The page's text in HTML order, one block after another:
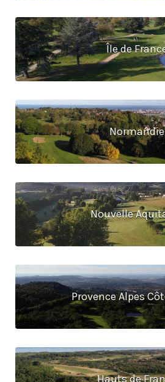
Île de
Normandie
Nouvelle
Provence Alpes
Hauts de